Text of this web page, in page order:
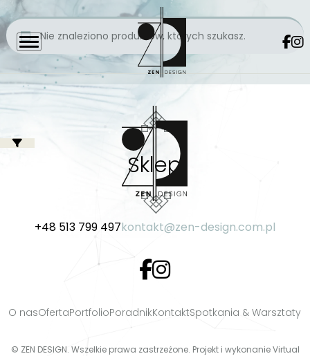
Sklep
Nie znaleziono produktów, których szukasz.
+48 513 799 497kontakt@zen-design.com.pl
O nasOfertaPortfolioPoradnikKontaktSpotkania & Warsztaty
© ZEN DESIGN. Wszelkie prawa zastrzeżone. Projekt i wykonanieVirtual